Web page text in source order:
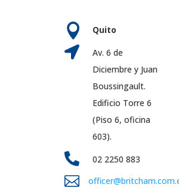
 Quito

Av. 6 de
Diciembre y Juan
Boussingault.
Edificio Torre 6
(Piso 6, oficina
603).
 02 2250 883
